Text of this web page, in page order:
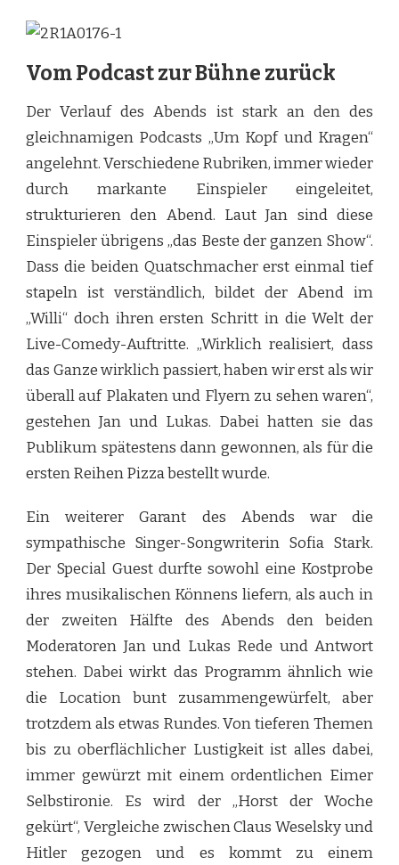
Vom Podcast zur Bühne zurück
Der Verlauf des Abends ist stark an den des
gleichnamigen Podcasts „Um Kopf und Kragen“
angelehnt. Verschiedene Rubriken, immer wieder
durch markante Einspieler eingeleitet,
strukturieren den Abend. Laut Jan sind diese
Einspieler übrigens „das Beste der ganzen Show“.
Dass die beiden Quatschmacher erst einmal tief
stapeln ist verständlich, bildet der Abend im
„Willi“ doch ihren ersten Schritt in die Welt der
Live-Comedy-Auftritte. „Wirklich realisiert, dass
das Ganze wirklich passiert, haben wir erst als wir
überall auf Plakaten und Flyern zu sehen waren“,
gestehen Jan und Lukas. Dabei hatten sie das
Publikum spätestens dann gewonnen, als für die
ersten Reihen Pizza bestellt wurde.
Ein weiterer Garant des Abends war die
sympathische Singer-Songwriterin Sofia Stark.
Der Special Guest durfte sowohl eine Kostprobe
ihres musikalischen Könnens liefern, als auch in
der zweiten Hälfte des Abends den beiden
Moderatoren Jan und Lukas Rede und Antwort
stehen. Dabei wirkt das Programm ähnlich wie
die Location bunt zusammengewürfelt, aber
trotzdem als etwas Rundes. Von tieferen Themen
bis zu oberflächlicher Lustigkeit ist alles dabei,
immer gewürzt mit einem ordentlichen Eimer
Selbstironie. Es wird der „Horst der Woche
gekürt“, Vergleiche zwischen Claus Weselsky und
Hitler gezogen und es kommt zu einem